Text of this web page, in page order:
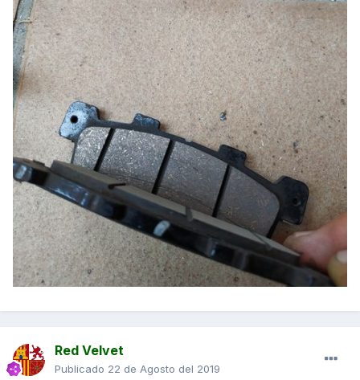
Red Velvet
Publicado 22 de Agosto del 2019